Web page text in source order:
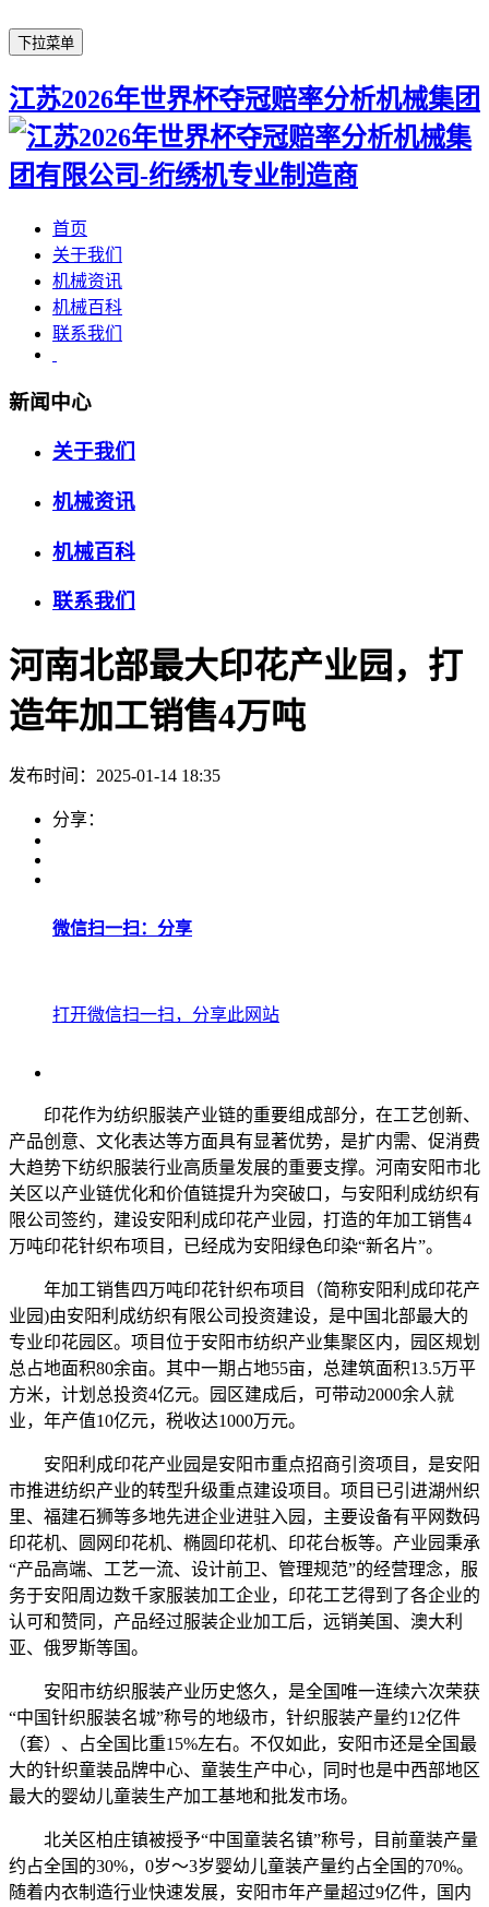
下拉菜单
江苏2026年世界杯夺冠赔率分析机械集团
首页
关于我们
机械资讯
机械百科
联系我们
新闻中心
关于我们
机械资讯
机械百科
联系我们
河南北部最大印花产业园，打
造年加工销售4万吨
发布时间：2025-01-14 18:35
分享：
微信扫一扫：分享
打开微信扫一扫，分享此网站
印花作为纺织服装产业链的重要组成部分，在工艺创新、
产品创意、文化表达等方面具有显著优势，是扩内需、促消费
大趋势下纺织服装行业高质量发展的重要支撑。河南安阳市北
关区以产业链优化和价值链提升为突破口，与安阳利成纺织有
限公司签约，建设安阳利成印花产业园，打造的年加工销售4
万吨印花针织布项目，已经成为安阳绿色印染“新名片”。
年加工销售四万吨印花针织布项目（简称安阳利成印花产
业园)由安阳利成纺织有限公司投资建设，是中国北部最大的
专业印花园区。项目位于安阳市纺织产业集聚区内，园区规划
总占地面积80余亩。其中一期占地55亩，总建筑面积13.5万平
方米，计划总投资4亿元。园区建成后，可带动2000余人就
业，年产值10亿元，税收达1000万元。
安阳利成印花产业园是安阳市重点招商引资项目，是安阳
市推进纺织产业的转型升级重点建设项目。项目已引进湖州织
里、福建石狮等多地先进企业进驻入园，主要设备有平网数码
印花机、圆网印花机、椭圆印花机、印花台板等。产业园秉承
“产品高端、工艺一流、设计前卫、管理规范”的经营理念，服
务于安阳周边数千家服装加工企业，印花工艺得到了各企业的
认可和赞同，产品经过服装企业加工后，远销美国、澳大利
亚、俄罗斯等国。
安阳市纺织服装产业历史悠久，是全国唯一连续六次荣获
“中国针织服装名城”称号的地级市，针织服装产量约12亿件
（套）、占全国比重15%左右。不仅如此，安阳市还是全国最
大的针织童装品牌中心、童装生产中心，同时也是中西部地区
最大的婴幼儿童装生产加工基地和批发市场。
北关区柏庄镇被授予“中国童装名镇”称号，目前童装产量
约占全国的30%，0岁～3岁婴幼儿童装产量约占全国的70%。
随着内衣制造行业快速发展，安阳市年产量超过9亿件，国内